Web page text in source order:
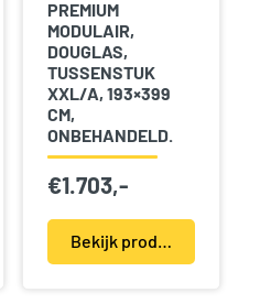
PREMIUM
MODULAIR,
DOUGLAS,
TUSSENSTUK
XXL/A, 193×399
CM,
ONBEHANDELD.
€1.703,-
Bekijk product(en)